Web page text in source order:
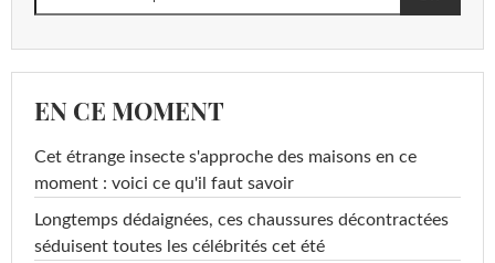
EN CE MOMENT
Cet étrange insecte s'approche des maisons en ce
moment : voici ce qu'il faut savoir
Longtemps dédaignées, ces chaussures décontractées
séduisent toutes les célébrités cet été